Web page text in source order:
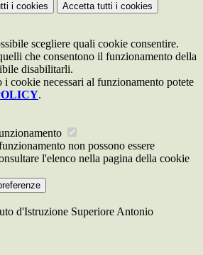
i cookies Accetta tutti i cookies
scegliere quali cookie consentire.
che consentono il funzionamento della
disabilitarli.
i cookie necessari al funzionamento potete
.
non possono essere
l'elenco nella pagina della cookie
d'Istruzione Superiore Antonio